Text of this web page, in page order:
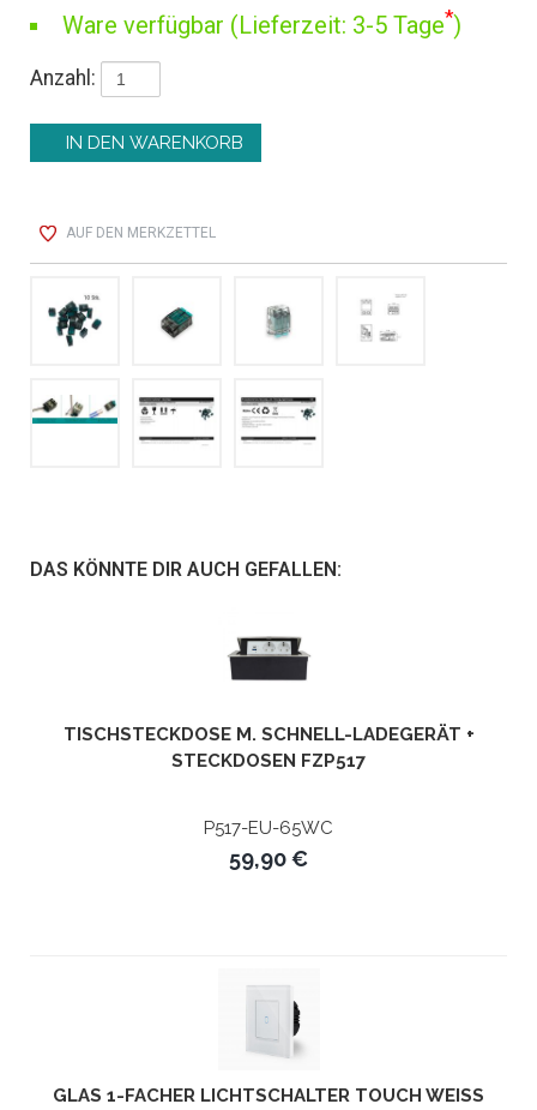
Ware verfügbar (Lieferzeit: 3-5 Tage*)
Anzahl:
AUF DEN MERKZETTEL
DAS KÖNNTE DIR AUCH GEFALLEN:
TISCHSTECKDOSE M. SCHNELL-LADEGERÄT +
STECKDOSEN FZP517
P517-EU-65WC
59,90 €
GLAS 1-FACHER LICHTSCHALTER TOUCH WEISS L